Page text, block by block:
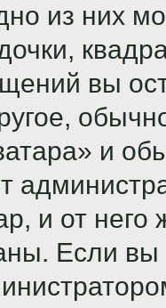
из них
вы
и
и от него
Если